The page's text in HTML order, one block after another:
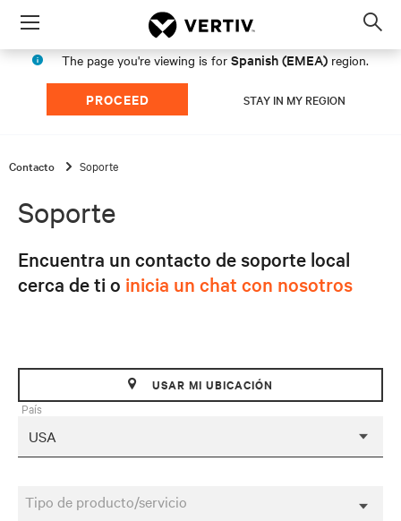
Menu
The page you're viewing is for Spanish (EMEA) region.
PROCEED STAY IN MY REGION
Contacto Soporte
Soporte
Encuentra un contacto de soporte local
cerca de ti o inicia un chat con nosotros
USAR MI UBICACIÓN
País
Tipo de producto/servicio